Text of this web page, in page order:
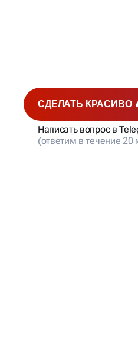
СДЕЛАТЬ КРАСИВО
Написать вопрос в
(ответим в течение 20